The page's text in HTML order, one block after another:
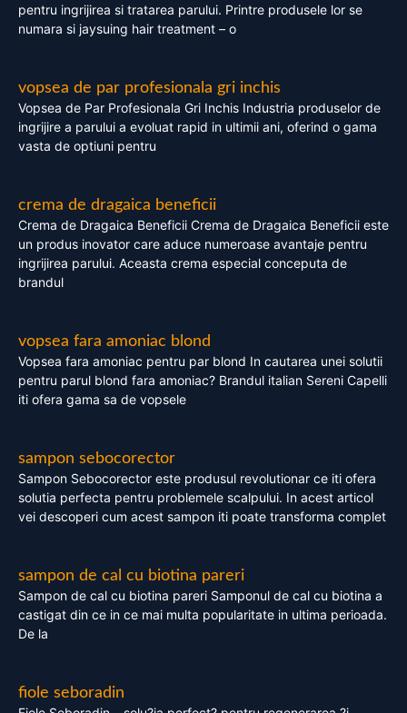
pentru ingrijirea si tratarea parului. Printre produsele lor se
numara si jaysuing hair treatment – o
vopsea de par profesionala gri inchis
Vopsea de Par Profesionala Gri Inchis Industria produselor de
ingrijire a parului a evoluat rapid in ultimii ani, oferind o gama
vasta de optiuni pentru
crema de dragaica beneficii
Crema de Dragaica Beneficii Crema de Dragaica Beneficii este
un produs inovator care aduce numeroase avantaje pentru
ingrijirea parului. Aceasta crema especial conceputa de
brandul
vopsea fara amoniac blond
Vopsea fara amoniac pentru par blond In cautarea unei solutii
pentru parul blond fara amoniac? Brandul italian Sereni Capelli
iti ofera gama sa de vopsele
sampon sebocorector
Sampon Sebocorector este produsul revolutionar ce iti ofera
solutia perfecta pentru problemele scalpului. In acest articol
vei descoperi cum acest sampon iti poate transforma complet
sampon de cal cu biotina pareri
Sampon de cal cu biotina pareri Samponul de cal cu biotina a
castigat din ce in ce mai multa popularitate in ultima perioada.
De la
fiole seboradin